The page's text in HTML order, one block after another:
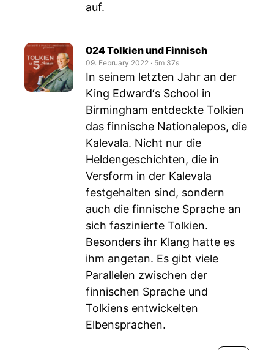
auf.
024 Tolkien und Finnisch
09. February 2022 ‧ 5m 37s
In seinem letzten Jahr an der
King Edward‘s School in
Birmingham entdeckte Tolkien
das finnische Nationalepos, die
Kalevala. Nicht nur die
Heldengeschichten, die in
Versform in der Kalevala
festgehalten sind, sondern
auch die finnische Sprache an
sich faszinierte Tolkien.
Besonders ihr Klang hatte es
ihm angetan. Es gibt viele
Parallelen zwischen der
finnischen Sprache und
Tolkiens entwickelten
Elbensprachen.